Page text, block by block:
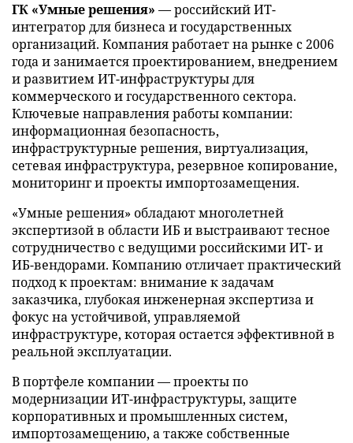
ГК «Умные решения» — российский ИТ-
интегратор для бизнеса и государственных
организаций. Компания работает на рынке с 2006
года и занимается проектированием, внедрением
и развитием ИТ-инфраструктуры для
коммерческого и государственного сектора.
Ключевые направления работы компании:
информационная безопасность,
инфраструктурные решения, виртуализация,
сетевая инфраструктура, резервное копирование,
мониторинг и проекты импортозамещения.
«Умные решения» обладают многолетней
экспертизой в области ИБ и выстраивают тесное
сотрудничество с ведущими российскими ИТ- и
ИБ-вендорами. Компанию отличает практический
подход к проектам: внимание к задачам
заказчика, глубокая инженерная экспертиза и
фокус на устойчивой, управляемой
инфраструктуре, которая остается эффективной в
реальной эксплуатации.
В портфеле компании — проекты по
модернизации ИТ-инфраструктуры, защите
корпоративных и промышленных систем,
импортозамещению, а также собственные